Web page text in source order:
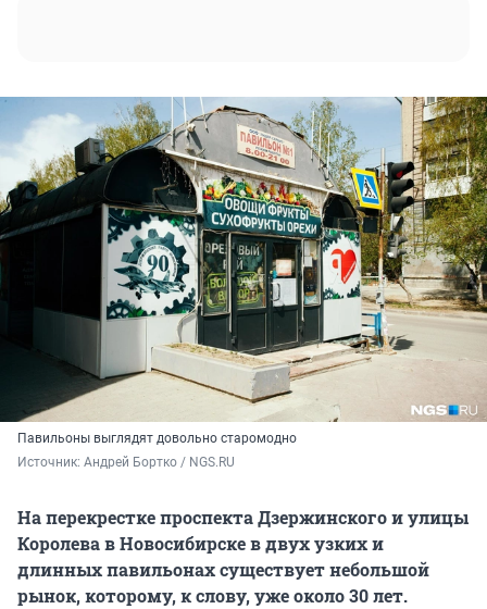
Павильоны выглядят довольно старомодно
Источник: Андрей Бортко / NGS.RU
На перекрестке проспекта Дзержинского и улицы
Королева в Новосибирске в двух узких и
длинных павильонах существует небольшой
рынок, которому, к слову, уже около 30 лет.